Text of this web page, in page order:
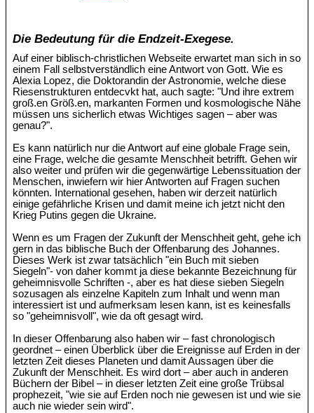
Die Bedeutung für die Endzeit-Exegese.
Auf einer biblisch-christlichen Webseite erwartet man sich in so
einem Fall selbstverständlich eine Antwort von Gott. Wie es
Alexia Lopez, die Doktorandin der Astronomie, welche diese
Riesenstrukturen entdecvkt hat, auch sagte: "Und ihre extrem
groß.en Größ.en, markanten Formen und kosmologische Nähe
müssen uns sicherlich etwas Wichtiges sagen – aber was
genau?".
Es kann natürlich nur die Antwort auf eine globale Frage sein,
eine Frage, welche die gesamte Menschheit betrifft. Gehen wir
also weiter und prüfen wir die gegenwärtige Lebenssituation der
Menschen, inwiefern wir hier Antworten auf Fragen suchen
könnten. International gesehen, haben wir derzeit natürlich
einige gefährliche Krisen und damit meine ich jetzt nicht den
Krieg Putins gegen die Ukraine.
Wenn es um Fragen der Zukunft der Menschheit geht, gehe ich
gern in das biblische Buch der Offenbarung des Johannes.
Dieses Werk ist zwar tatsächlich "ein Buch mit sieben
Siegeln"- von daher kommt ja diese bekannte Bezeichnung für
geheimnisvolle Schriften -, aber es hat diese sieben Siegeln
sozusagen als einzelne Kapiteln zum Inhalt und wenn man
interessiert ist und aufmerksam lesen kann, ist es keinesfalls
so "geheimnisvoll", wie da oft gesagt wird.
In dieser Offenbarung also haben wir – fast chronologisch
geordnet – einen Überblick über die Ereignisse auf Erden in der
letzten Zeit dieses Planeten und damit Aussagen über die
Zukunft der Menschheit. Es wird dort – aber auch in anderen
Büchern der Bibel – in dieser letzten Zeit eine große Trübsal
prophezeit, "wie sie auf Erden noch nie gewesen ist und wie sie
auch nie wieder sein wird".